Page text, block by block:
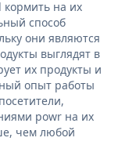
на их
способ
они являются
выглядят в
их продукты и
опыт работы
powr на их
чем любой